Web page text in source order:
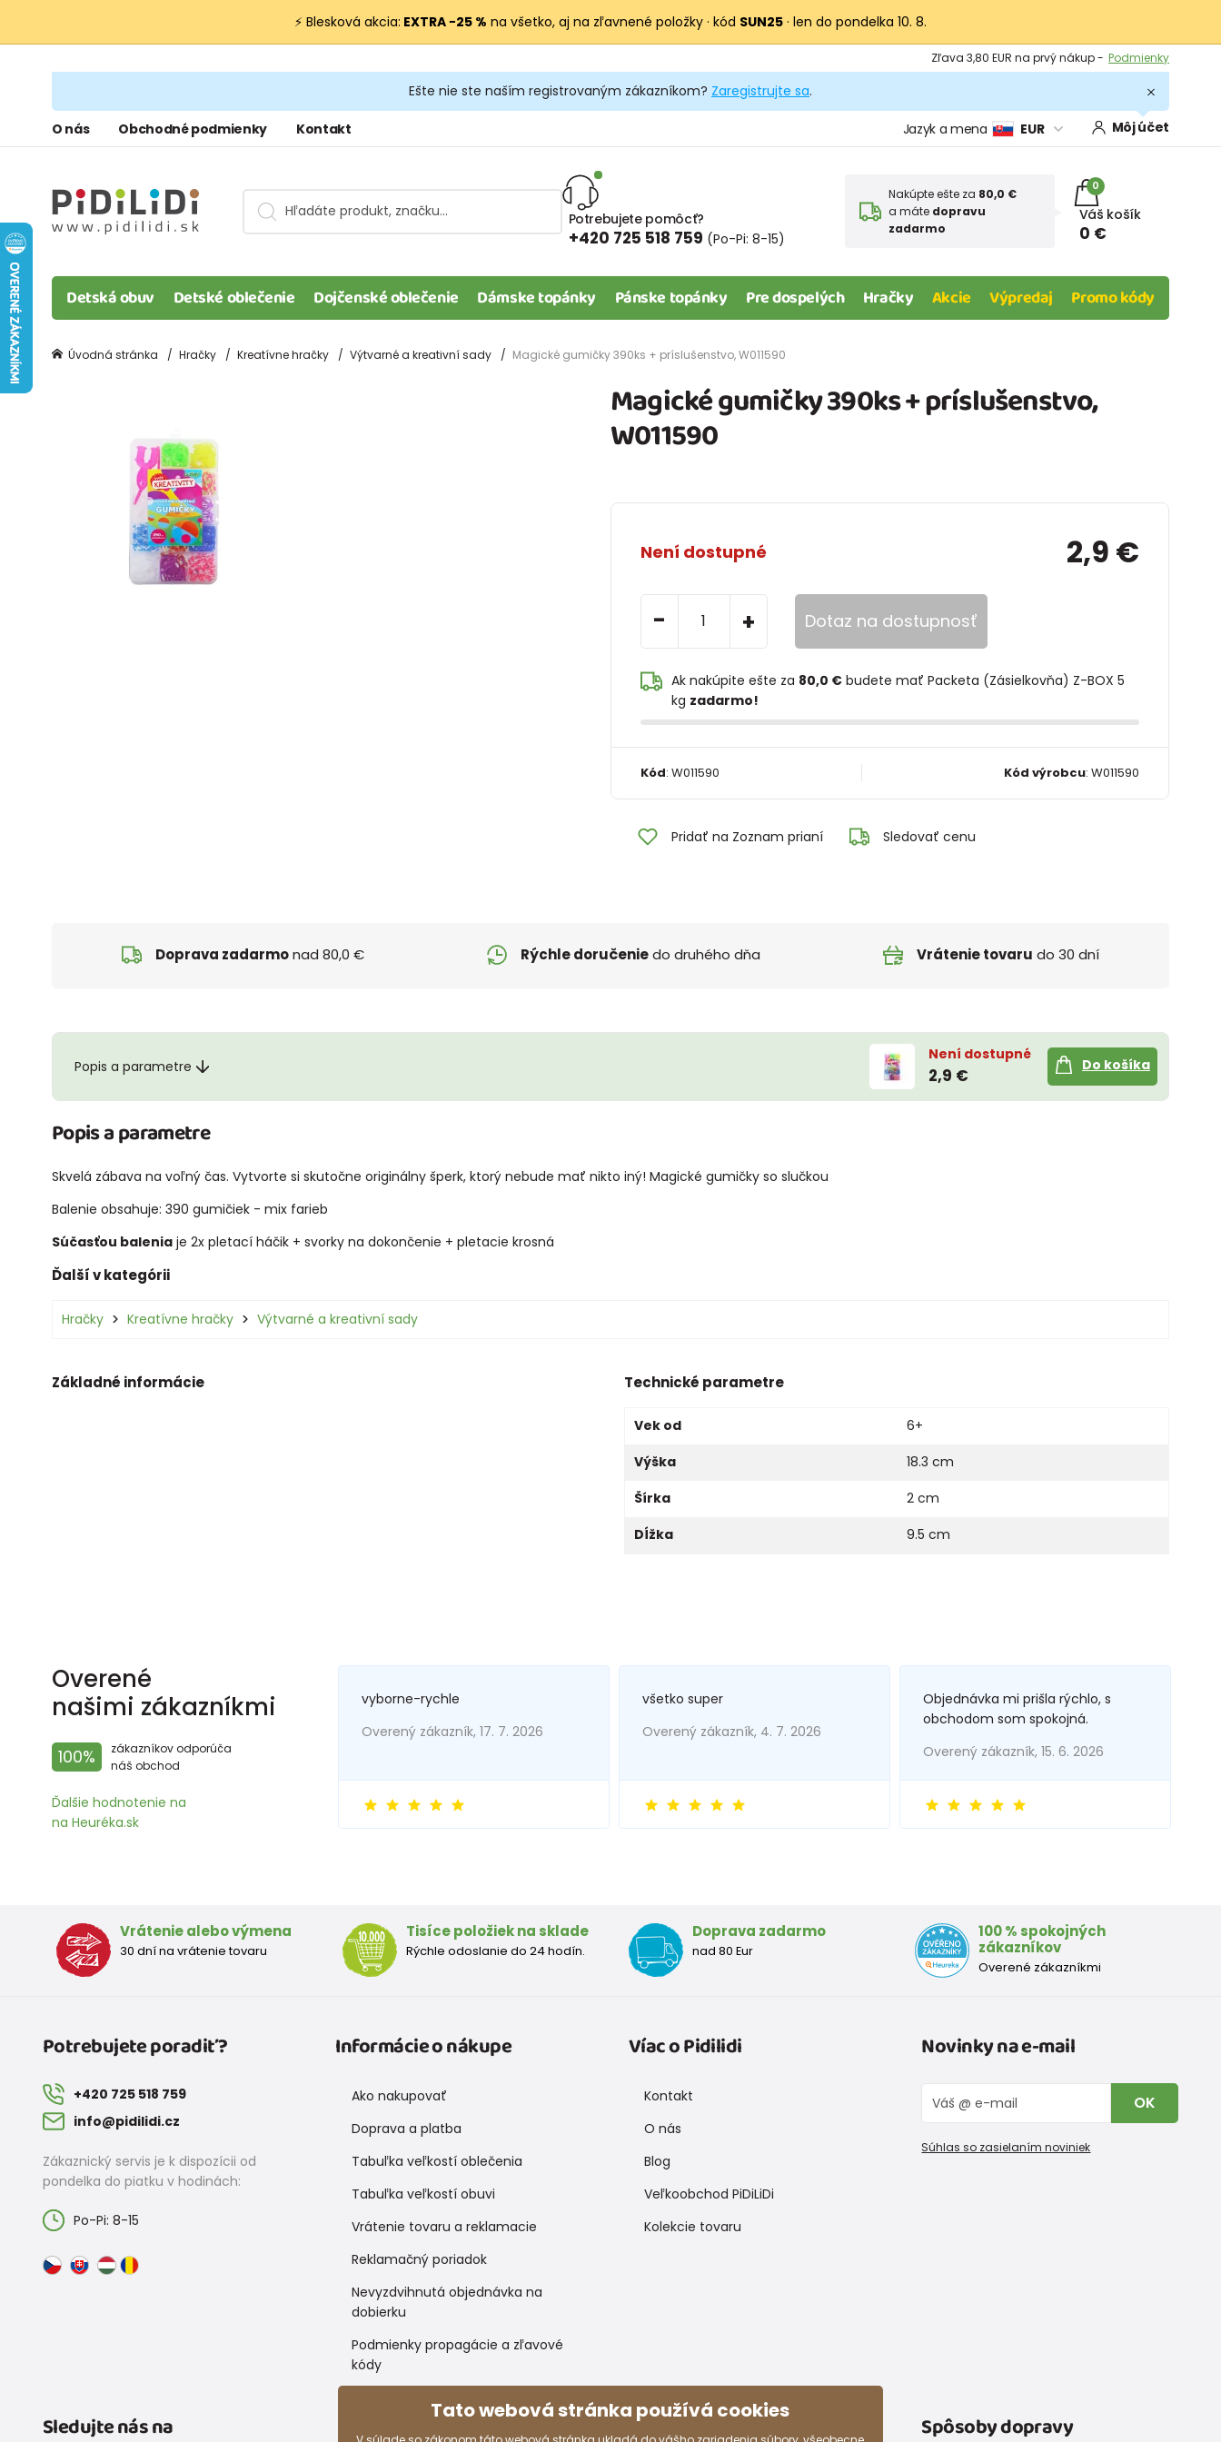
⚡ Blesková akcia: EXTRA −25 % na všetko, aj na zľavnené položky · kód SUN25 · len do pondelka 10. 8.
Zľava 3,80 EUR na prvý nákup - Podmienky
Ešte nie ste naším registrovaným zákazníkom? Zaregistrujte sa.
O nás Obchodné podmienky Kontakt Jazyk a mena EUR Môj účet
Potrebujete pomôcť?
+420 725 518 759 (Po-Pi: 8-15)
Nakúpte ešte za 80,0 €
a máte dopravu
zadarmo
0
Váš košík
0 €
Detská obuv Detské oblečenie Dojčenské oblečenie Dámske topánky Pánske topánky Pre dospelých Hračky Akcie Výpredaj Promo kódy
Úvodná stránka Hračky Kreatívne hračky Výtvarné a kreativní sady Magické gumičky 390ks + príslušenstvo, W011590
Magické gumičky 390ks + príslušenstvo,
W011590
Není dostupné 2,9 €
- + Dotaz na dostupnosť
Ak nakúpite ešte za 80,0 €budete mať Packeta (Zásielkovňa) Z-BOX 5
kg zadarmo!
Kód: W011590 Kód výrobcu:W011590
Pridať na Zoznam prianí Sledovať cenu
Doprava zadarmonad 80,0 € Rýchle doručeniedo druhého dňa Vrátenie tovaru do 30 dní
Popis a parametre
Není dostupné
2,9 €
Do košíka
Popis a parametre
Skvelá zábava na voľný čas. Vytvorte si skutočne originálny šperk, ktorý nebude mať nikto iný! Magické gumičky so slučkou
Balenie obsahuje: 390 gumičiek - mix farieb
Súčasťou balenia je 2x pletací háčik + svorky na dokončenie + pletacie krosná
Ďalší v kategórii
Hračky Kreatívne hračky Výtvarné a kreativní sady
Základné informácie Technické parametre
Vek od
6+
Výška
18.3 cm
Šírka
2 cm
Dĺžka
9.5 cm
Overené
našimi zákazníkmi
100%
zákazníkov odporúča
náš obchod
Ďalšie hodnotenie na
na Heuréka.sk
vyborne-rychle
Overený zákazník, 17. 7. 2026
všetko super
Overený zákazník, 4. 7. 2026
Objednávka mi prišla rýchlo, s
obchodom som spokojná.
Overený zákazník, 15. 6. 2026
Vrátenie alebo výmena
30 dní na vrátenie tovaru
Tisíce položiek na sklade
Rýchle odoslanie do 24 hodín.
Doprava zadarmo
nad 80 Eur
100 % spokojných
zákazníkov
Overené zákazníkmi
Potrebujete poradiť?
+420 725 518 759
info@pidilidi.cz
Zákaznický servis je k dispozícii od
pondelka do piatku v hodinách:
Po-Pi: 8-15
Informácie o nákupe
Ako nakupovať
Doprava a platba
Tabuľka veľkostí oblečenia
Tabuľka veľkostí obuvi
Vrátenie tovaru a reklamacie
Reklamačný poriadok
Nevyzdvihnutá objednávka na
dobierku
Podmienky propagácie a zľavové
kódy
Víac o Pidilidi
Kontakt
O nás
Blog
Veľkoobchod PiDiLiDi
Kolekcie tovaru
Novinky na e-mail
OK
Súhlas so zasielaním noviniek
Sledujte nás na Spôsoby platby Spôsoby dopravy
Tato webová stránka používá cookies